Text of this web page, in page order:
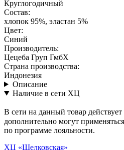
Круглогодичный
Состав:
хлопок 95%, эластан 5%
Цвет:
Синий
Производитель:
Цецеба Груп ГмбХ
Страна производства:
Индонезия
Описание
Наличие в сети ХЦ
В сети на данный товар действует
дополнительно могут применяться
по программе лояльности.
ХЦ «Щелковская»